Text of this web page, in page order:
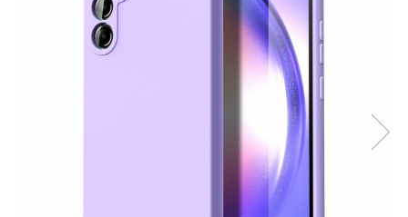
Huse Telefoane
Huse Samsung